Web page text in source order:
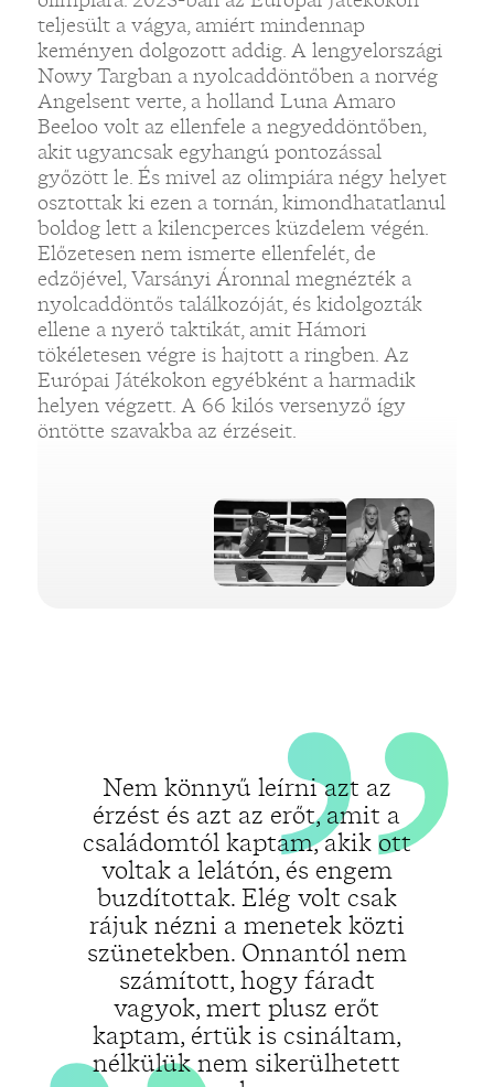
teljesült a vágya, amiért mindennap
keményen dolgozott addig. A lengyelországi
Nowy Targban a nyolcaddöntőben a norvég
Angelsent verte, a holland Luna Amaro
Beeloo volt az ellenfele a negyeddöntőben,
akit ugyancsak egyhangú pontozással
győzött le. És mivel az olimpiára négy helyet
osztottak ki ezen a tornán, kimondhatatlanul
boldog lett a kilencperces küzdelem végén.
Előzetesen nem ismerte ellenfelét, de
edzőjével, Varsányi Áronnal megnézték a
nyolcaddöntős találkozóját, és kidolgozták
ellene a nyerő taktikát, amit Hámori
tökéletesen végre is hajtott a ringben. Az
Európai Játékokon egyébként a harmadik
helyen végzett. A 66 kilós versenyző így
öntötte szavakba az érzéseit.
Nem könnyű leírni azt az
érzést és azt az erőt, amit a
családomtól kaptam, akik ott
voltak a lelátón, és engem
buzdítottak. Elég volt csak
rájuk nézni a menetek közti
szünetekben. Onnantól nem
számított, hogy fáradt
vagyok, mert plusz erőt
kaptam, értük is csináltam,
nélkülük nem sikerülhetett
„